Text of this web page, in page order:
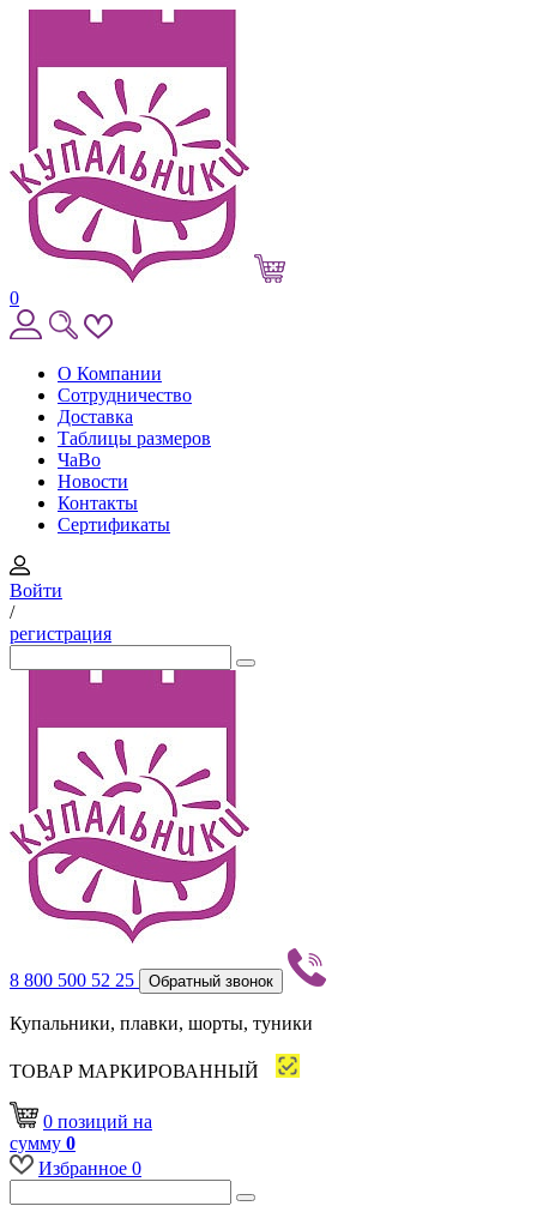
0
О Компании
Сотрудничество
Доставка
Таблицы размеров
ЧаВо
Новости
Контакты
Сертификаты
Войти
/
регистрация
8 800 500 52 25 Обратный звонок
Купальники, плавки, шорты, туники
ТОВАР МАРКИРОВАННЫЙ
0 позиций на
сумму 0
Избранное 0